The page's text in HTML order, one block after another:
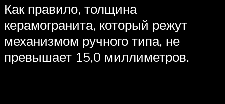
Как правило, толщина
керамогранита, который режут
механизмом ручного типа, не
превышает 15,0 миллиметров.